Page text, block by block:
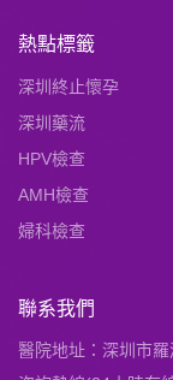
熱點標籤
深圳終止懷孕
深圳藥流
HPV檢查
AMH檢查
婦科檢查
聯系我們
醫院地址：深圳市